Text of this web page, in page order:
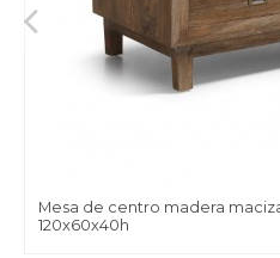
Mesa de centro madera
120x60x40h